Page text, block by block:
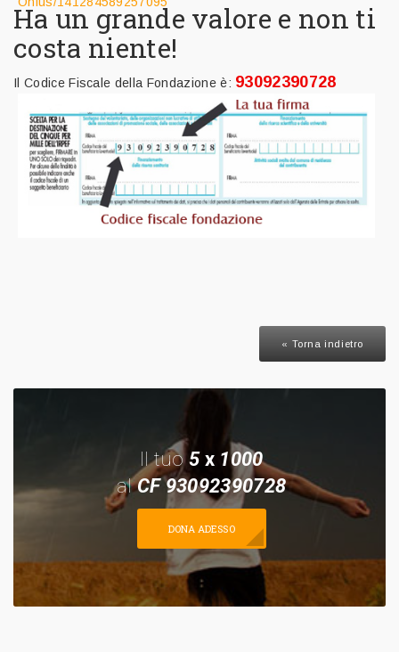
Ha un grande valore e non ti
costa niente!
Il Codice Fiscale della Fondazione è: 93092390728
« Torna indietro
Il tuo 5x 1000
alCF 93092390728
DONA ADESSO